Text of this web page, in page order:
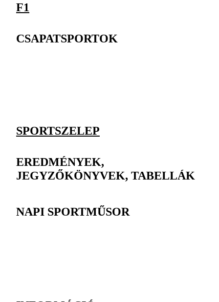
F1
CSAPATSPORTOK
SPORTSZELEP
EREDMÉNYEK,
JEGYZŐKÖNYVEK, TABELLÁK
NAPI SPORTMŰSOR